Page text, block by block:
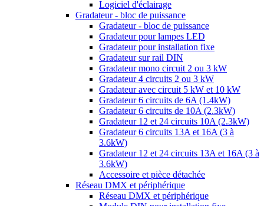
Logiciel d'éclairage
Gradateur - bloc de puissance
Gradateur - bloc de puissance
Gradateur pour lampes LED
Gradateur pour installation fixe
Gradateur sur rail DIN
Gradateur mono circuit 2 ou 3 kW
Gradateur 4 circuits 2 ou 3 kW
Gradateur avec circuit 5 kW et 10 kW
Gradateur 6 circuits de 6A (1.4kW)
Gradateur 6 circuits de 10A (2.3kW)
Gradateur 12 et 24 circuits 10A (2.3kW)
Gradateur 6 circuits 13A et 16A (3 à
3.6kW)
Gradateur 12 et 24 circuits 13A et 16A (3 à
3.6kW)
Accessoire et pièce détachée
Réseau DMX et périphérique
Réseau DMX et périphérique